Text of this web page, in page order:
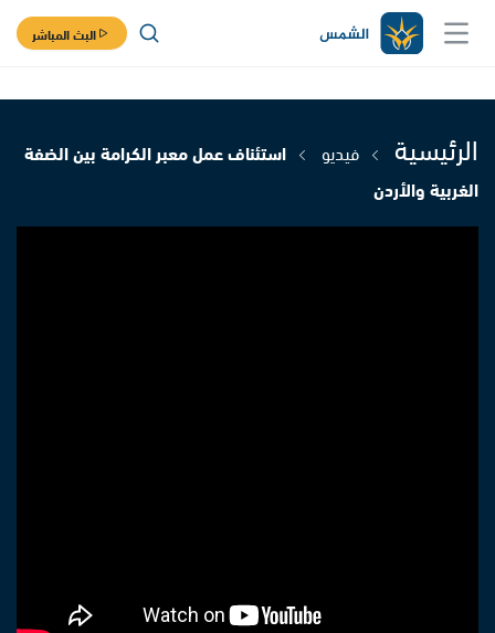
البث المباشر
الرئيسية فيديو
استئناف عمل معبر الكرامة بين الضفة
الغربية والأردن